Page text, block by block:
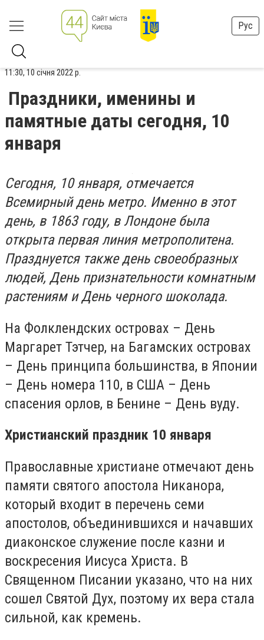
Рус
11:30, 10 січня 2022 р.
Праздники, именины и
памятные даты сегодня, 10
января
Сегодня, 10 января, отмечается
Всемирный день метро. Именно в этот
день, в 1863 году, в Лондоне была
открыта первая линия метрополитена.
Празднуется также день своеобразных
людей, День признательности комнатным
растениям и День черного шоколада.
На Фолклендских островах – День
Маргарет Тэтчер, на Багамских островах
– День принципа большинства, в Японии
– День номера 110, в США – День
спасения орлов, в Бенине – День вуду.
Христианский праздник 10 января
Православные христиане отмечают день
памяти святого апостола Никанора,
который входит в перечень семи
апостолов, объединившихся и начавших
диаконское служение после казни и
воскресения Иисуса Христа. В
Священном Писании указано, что на них
сошел Святой Дух, поэтому их вера стала
сильной, как кремень.